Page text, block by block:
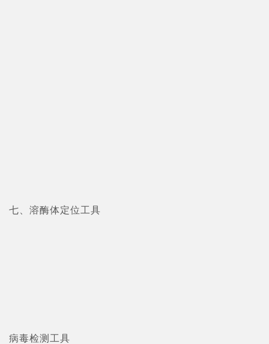
七、溶酶体定位工具
病毒检测工具